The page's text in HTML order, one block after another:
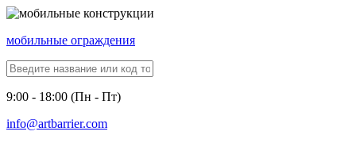
мобильные ограждения
9:00 - 18:00 (Пн - Пт)
info@artbarrier.com